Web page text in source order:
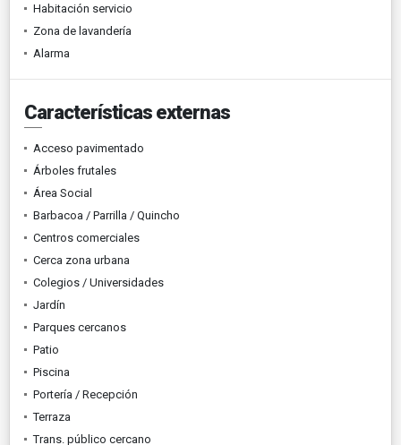
Habitación servicio
Zona de lavandería
Alarma
Características externas
Acceso pavimentado
Árboles frutales
Área Social
Barbacoa / Parrilla / Quincho
Centros comerciales
Cerca zona urbana
Colegios / Universidades
Jardín
Parques cercanos
Patio
Piscina
Portería / Recepción
Terraza
Trans. público cercano